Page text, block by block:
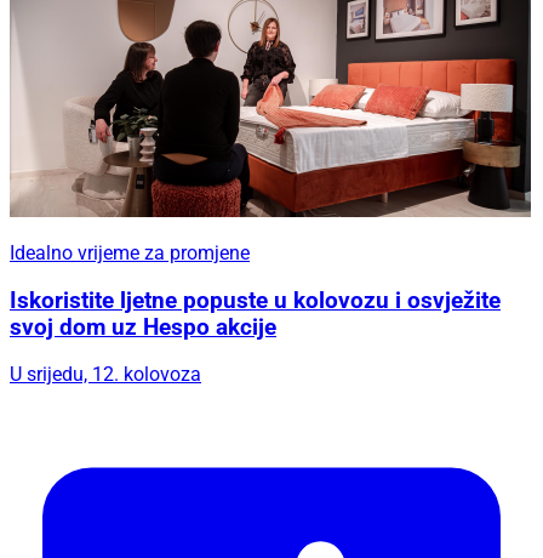
Idealno vrijeme za promjene
Iskoristite ljetne popuste u kolovozu i osvježite
svoj dom uz Hespo akcije
U srijedu, 12. kolovoza